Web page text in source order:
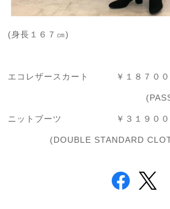
(身長１６７㎝)
エコレザースカート ￥１８７００
ニットブーツ ￥３１９００
(DOUBLE STANDARD